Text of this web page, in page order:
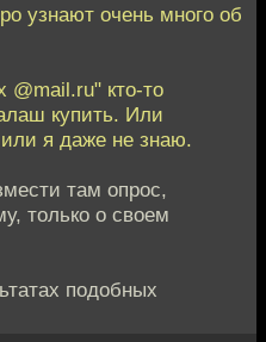
узнают очень много об
@mail.ru" кто-то
купить. Или
или я даже не знаю.
там опрос,
только о своем
подобных